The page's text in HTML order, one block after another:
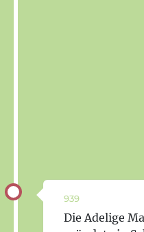
939
Die Adelige